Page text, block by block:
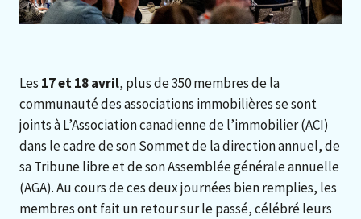
Les 17 et 18 avril, plus de 350 membres de la
communauté des associations immobilières se sont
joints à L’Association canadienne de l’immobilier (ACI)
dans le cadre de son Sommet de la direction annuel, de
sa Tribune libre et de son Assemblée générale annuelle
(AGA). Au cours de ces deux journées bien remplies, les
membres ont fait un retour sur le passé, célébré leurs